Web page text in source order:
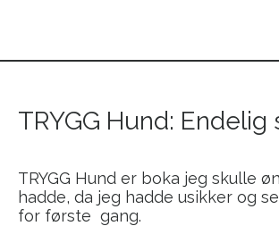
TRYGG Hund: Endelig
TRYGG Hund er boka jeg skulle
hadde, da jeg hadde usikker og
for første gang.